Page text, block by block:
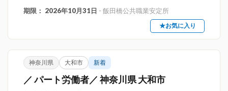
期限： 2026年10月31日 - 飯田橋公共職業安定所
★お気に入り
神奈川県 大和市 新着
／ パート労働者／ 神奈川県 大和市